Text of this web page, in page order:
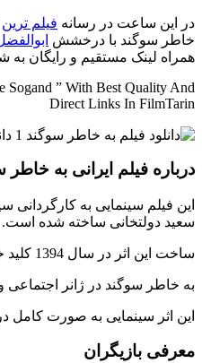
در این ساعت در رسانه فیلم ترین
خاطر سوگند با درخشش
همراه لینک مستقیم و رایگان به
Sogand ” With Best Quality And
Direct Links In FilmTarin
درباره فیلم ایرانی به خاطر
این فیلم سینمایی به
سعید دولتخانی ساخته شده است.
ساخت این اثر در سال 1394 کلید خورد.
به خاطر سوگند در ژانر اجتماعی
این اثر سینمایی به صورت کامل
معرفی بازیگران